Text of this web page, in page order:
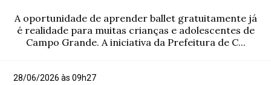
A oportunidade de aprender ballet gratuitamente já
é realidade para muitas crianças e adolescentes de
Campo Grande. A iniciativa da Prefeitura de C...
28/06/2026 às 09h27